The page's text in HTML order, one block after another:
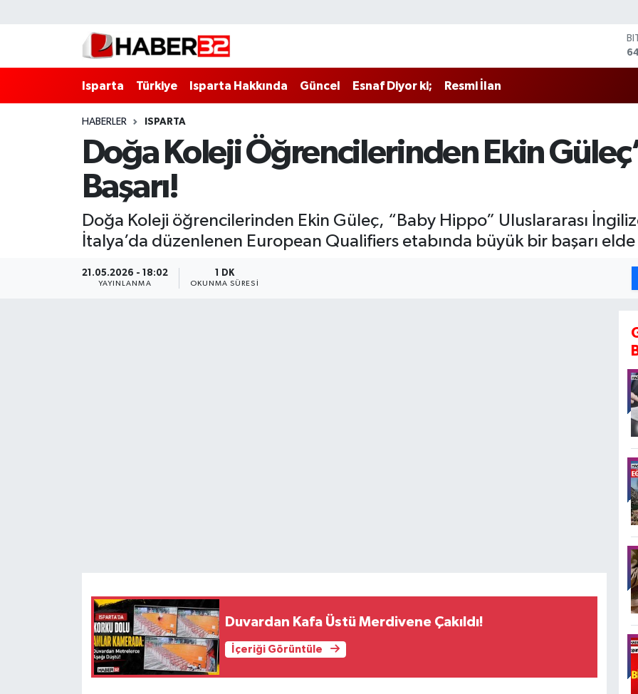
Isparta Türkiye Isparta Hakkında Güncel Esnaf Diyor ki; Resmi İlan
HABERLER ISPARTA
Doğa Koleji Öğrencilerinden Ekin
Başarı!
Doğa Koleji öğrencilerinden Ekin Güleç, “Baby Hippo” Uluslararası
İtalya’da düzenlenen European Qualifiers etabında büyük bir başarı
21.05.2026 - 18:02
YAYINLANMA
1 DK
OKUNMA SÜRESI
Duvardan Kafa Üstü Merdivene Çakıldı!
İçeriği Görüntüle
Isparta Hakkında
Esnaf Diyor ki;
BİLİM VE TEKNOLOJİ
Tarihi Yapılarımız
Isparta Nöbetçi Eczaneler
Isparta Hava Durumu
Isparta Trafik Yoğunluk Haritası
Süper Lig Puan Durumu ve Fikstür
Tüm Manşetler
Son Dakika Haberleri
Haber Arşivi